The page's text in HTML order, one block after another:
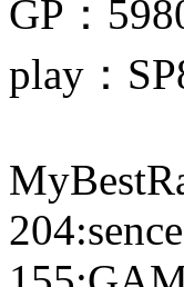
GP：
play：